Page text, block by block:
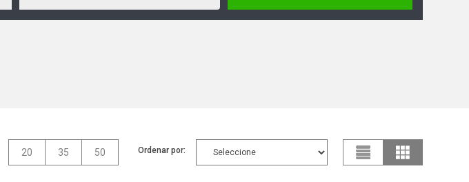
20 35 50 Ordenar por: